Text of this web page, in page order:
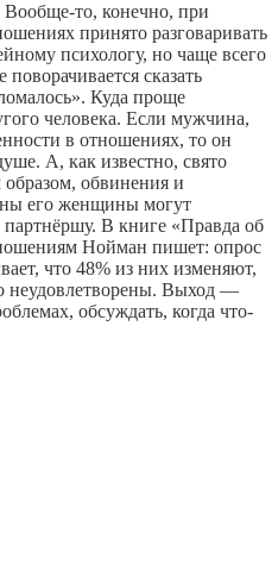
то, конечно, при
принято разговаривать
психологу, но чаще всего
сказать
Куда проще
человека. Если мужчина,
в отношениях, то он
А, как известно, свято
обвинения и
его женщины могут
партнёршу. В книге «Правда об
Нойман пишет: опрос
что 48% из них изменяют,
неудовлетворены. Выход —
обсуждать, когда что-